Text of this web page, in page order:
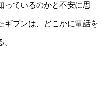
っているのかと不安に思
ギブンは、どこかに電話を